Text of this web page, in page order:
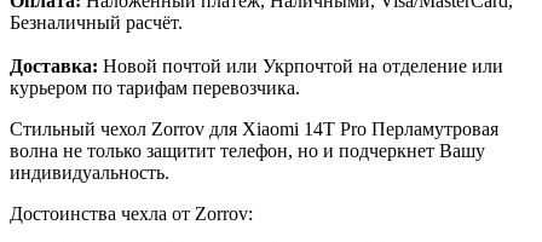
Безналичный расчёт.
Доставка: Новой почтой или Укрпочтой на отделение или
курьером по тарифам перевозчика.
Стильный чехол Zorrov для Xiaomi 14T Pro Перламутровая
волна не только защитит телефон, но и подчеркнет Вашу
индивидуальность.
Достоинства чехла от Zorrov: